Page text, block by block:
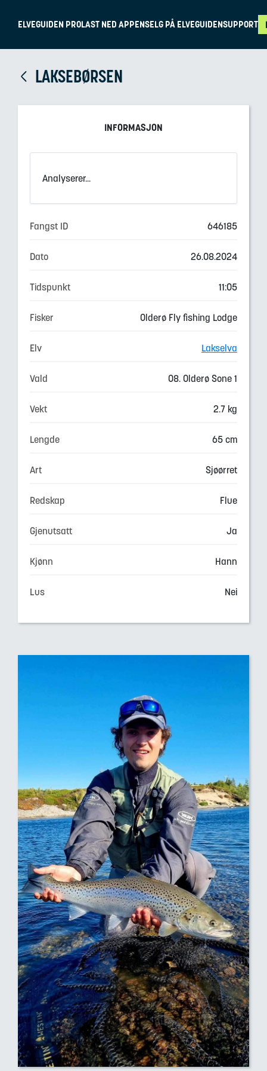
ELVEGUIDEN PROLAST NED APPENSELG PÅ ELVEGUIDENSUPPORT
LAKSEBØRSEN
INFORMASJON
Analyserer...
Fangst ID 646185
Dato 26.08.2024
Tidspunkt 11:05
Fisker Olderø Fly fishing Lodge
Elv Lakselva
Vald 08. Olderø Sone 1
Vekt 2.7 kg
Lengde 65 cm
Art Sjøørret
Redskap Flue
Gjenutsatt Ja
Kjønn Hann
Lus Nei